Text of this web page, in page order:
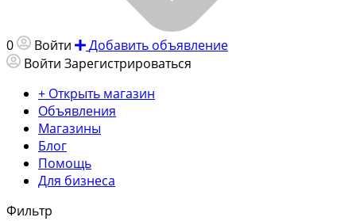
0 Войти
Добавить объявление
Войти Зарегистрироваться
+ Открыть магазин
Объявления
Магазины
Блог
Помощь
Для бизнеса
Фильтр